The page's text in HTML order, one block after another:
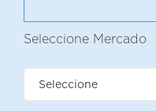
Seleccione Mercado
Seleccione